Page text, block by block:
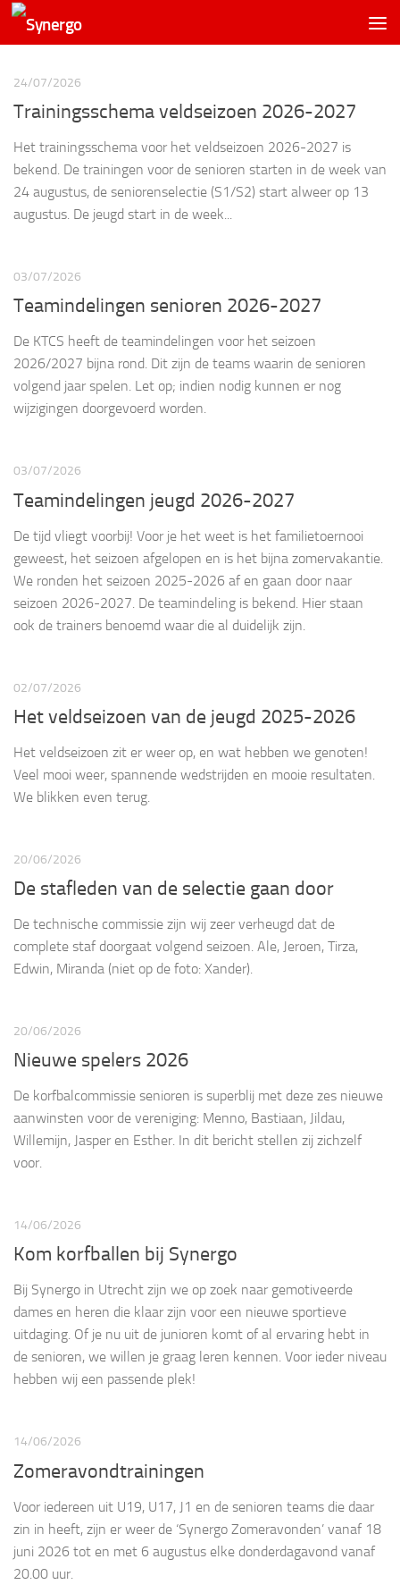
24/07/2026
Trainingsschema veldseizoen 2026-2027
Het trainingsschema voor het veldseizoen 2026-2027 is
bekend. De trainingen voor de senioren starten in de week van
24 augustus, de seniorenselectie (S1/S2) start alweer op 13
augustus. De jeugd start in de week...
03/07/2026
Teamindelingen senioren 2026-2027
De KTCS heeft de teamindelingen voor het seizoen
2026/2027 bijna rond. Dit zijn de teams waarin de senioren
volgend jaar spelen. Let op; indien nodig kunnen er nog
wijzigingen doorgevoerd worden.
03/07/2026
Teamindelingen jeugd 2026-2027
De tijd vliegt voorbij! Voor je het weet is het familietoernooi
geweest, het seizoen afgelopen en is het bijna zomervakantie.
We ronden het seizoen 2025-2026 af en gaan door naar
seizoen 2026-2027. De teamindeling is bekend. Hier staan
ook de trainers benoemd waar die al duidelijk zijn.
02/07/2026
Het veldseizoen van de jeugd 2025-2026
Het veldseizoen zit er weer op, en wat hebben we genoten!
Veel mooi weer, spannende wedstrijden en mooie resultaten.
We blikken even terug.
20/06/2026
De stafleden van de selectie gaan door
De technische commissie zijn wij zeer verheugd dat de
complete staf doorgaat volgend seizoen. Ale, Jeroen, Tirza,
Edwin, Miranda (niet op de foto: Xander).
20/06/2026
Nieuwe spelers 2026
De korfbalcommissie senioren is superblij met deze zes nieuwe
aanwinsten voor de vereniging: Menno, Bastiaan, Jildau,
Willemijn, Jasper en Esther. In dit bericht stellen zij zichzelf
voor.
14/06/2026
Kom korfballen bij Synergo
Bij Synergo in Utrecht zijn we op zoek naar gemotiveerde
dames en heren die klaar zijn voor een nieuwe sportieve
uitdaging. Of je nu uit de junioren komt of al ervaring hebt in
de senioren, we willen je graag leren kennen. Voor ieder niveau
hebben wij een passende plek!
14/06/2026
Zomeravondtrainingen
Voor iedereen uit U19, U17, J1 en de senioren teams die daar
zin in heeft, zijn er weer de ‘Synergo Zomeravonden’ vanaf 18
juni 2026 tot en met 6 augustus elke donderdagavond vanaf
20.00 uur.